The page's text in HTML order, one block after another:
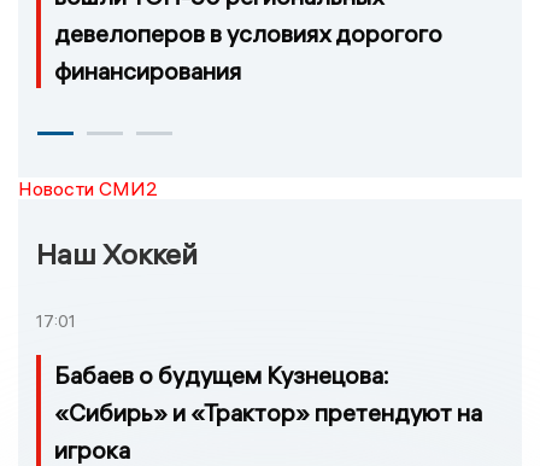
девелоперов в условиях дорогого
финансирования
Новости СМИ2
Наш Хоккей
17:01
Бабаев о будущем Кузнецова:
«Сибирь» и «Трактор» претендуют на
игрока